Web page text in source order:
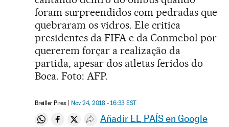
foram surpreendidos com pedradas que
quebraram os vidros. Ele critica
presidentes da FIFA e da Conmebol por
quererem forçar a realização da
partida, apesar dos atletas feridos do
Boca. Foto: AFP.
Breiller Pires Nov 24, 2018 - 16:33 EST
Compartir en Whatsapp
Compartir en Facebook
Compartir en Twitter
Desplegar Redes Sociales
Añadir EL PAÍS en Google